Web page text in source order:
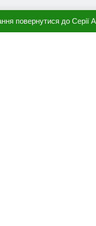
повернутися до Серії А